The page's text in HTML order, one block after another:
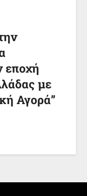
εποχή
με
Αγορά”